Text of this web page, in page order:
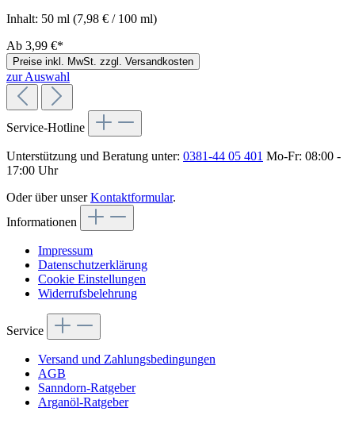
Inhalt: 50 ml (7,98 € / 100 ml)
Ab 3,99 €*
Preise inkl. MwSt. zzgl. Versandkosten
zur Auswahl
Service-Hotline
Unterstützung und Beratung unter: 0381-44 05 401 Mo-Fr: 08:00 -
17:00 Uhr
Oder über unserKontaktformular.
Informationen
Impressum
Datenschutzerklärung
Cookie Einstellungen
Widerrufsbelehrung
Service
Versand und Zahlungsbedingungen
AGB
Sanndorn-Ratgeber
Arganöl-Ratgeber